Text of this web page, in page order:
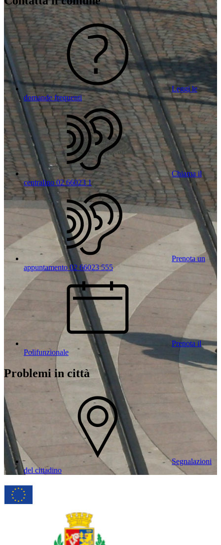
Leggi le
domande frequenti
Chiama il
centralino 02 66023 1
Prenota un
appuntamento 02 66023 555
Prenota il
Polifunzionale
Problemi in città
Segnalazioni
del cittadino